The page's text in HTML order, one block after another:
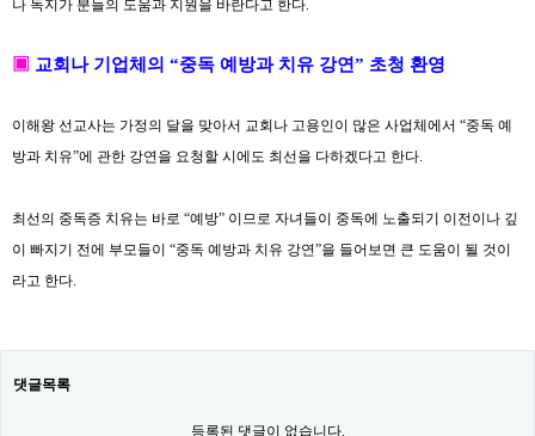
나 독지가 분들의 도움과 지원을 바란다고 한다
▣ 교회나 기업체의 “중독 예방과 치유 강연” 초청 환영
이해왕 선교사는 가정의 달을 맞아서 교회나 고용인이 많은 사업체에서 “중독 예
방과 치유”에 관한 강연을 요청할 시에도 최선을 다하겠다고 한다.
최선의 중독증 치유는 바로 “예방” 이므로 자녀들이 중독에 노출되기 이전이나 깊
이 빠지기 전에 부모들이 “중독 예방과 치유 강연”을 들어보면 큰 도움이 될 것이
라고 한다.
댓글목록
등록된 댓글이 없습니다.